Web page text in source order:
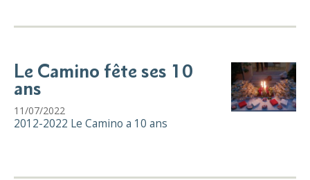
Le Camino fête ses 10
ans
11/07/2022
2012-2022 Le Camino a 10 ans